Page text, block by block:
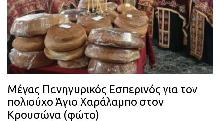
Μέγας Πανηγυρικός Εσπερινός για τον
πολιούχο Άγιο Χαράλαμπο στον
Κρουσώνα (φώτο)